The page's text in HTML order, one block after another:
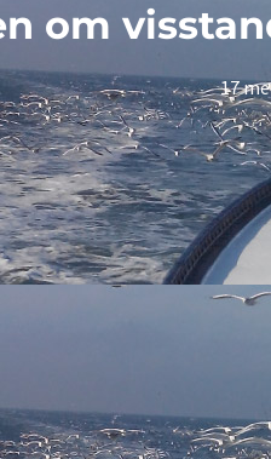
om
17